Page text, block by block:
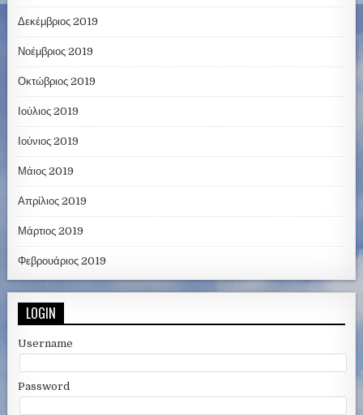
Δεκέμβριος 2019
Νοέμβριος 2019
Οκτώβριος 2019
Ιούλιος 2019
Ιούνιος 2019
Μάιος 2019
Απρίλιος 2019
Μάρτιος 2019
Φεβρουάριος 2019
LOGIN
Username
Password